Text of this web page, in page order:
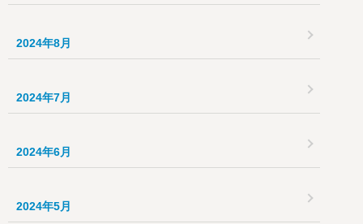
2024年8月
2024年7月
2024年6月
2024年5月